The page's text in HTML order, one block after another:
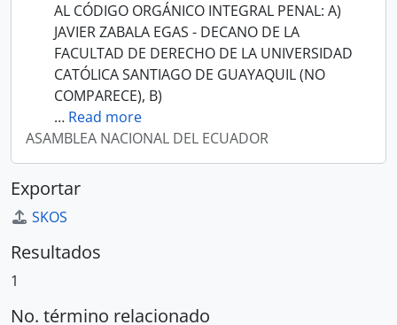
AL CÓDIGO ORGÁNICO INTEGRAL PENAL: A)
JAVIER ZABALA EGAS - DECANO DE LA
FACULTAD DE DERECHO DE LA UNIVERSIDAD
CATÓLICA SANTIAGO DE GUAYAQUIL (NO
COMPARECE), B)
… Read more
ASAMBLEA NACIONAL DEL ECUADOR
Exportar
SKOS
Resultados
1
No. término relacionado